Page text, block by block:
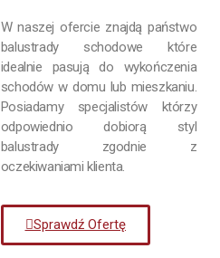
W naszej ofercie znajdą państwo
balustrady schodowe które
idealnie pasują do wykończenia
schodów w domu lub mieszkaniu.
Posiadamy specjalistów którzy
odpowiednio dobiorą styl
balustrady zgodnie z
oczekiwaniami klienta.
Sprawdź Ofertę